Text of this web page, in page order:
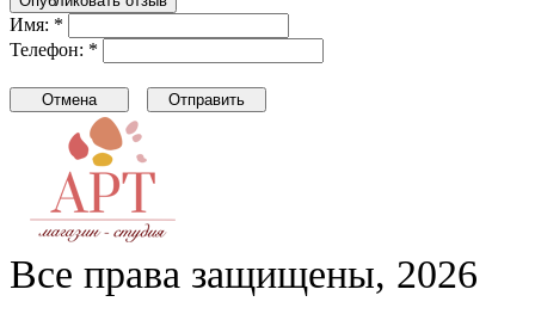
Имя: *
Телефон: *
Все права защищены, 2026